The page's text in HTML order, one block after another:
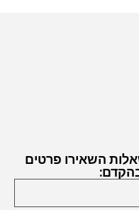
השאירו פרטים